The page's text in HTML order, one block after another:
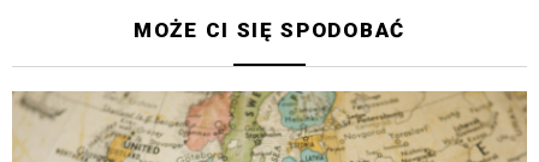
MOŻE CI SIĘ SPODOBAĆ